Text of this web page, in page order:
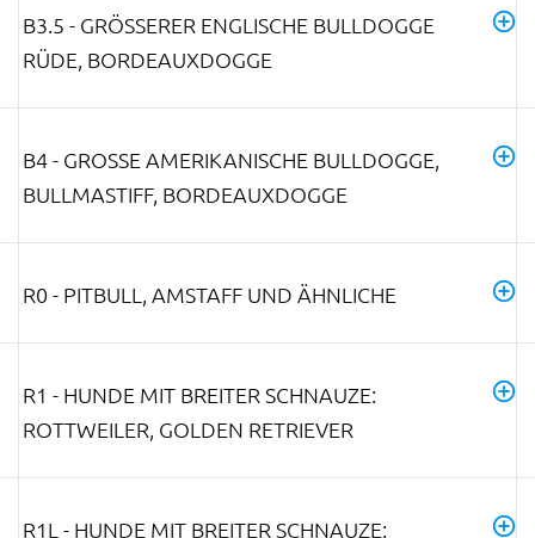
B3.5 - GRÖSSERER ENGLISCHE BULLDOGGE R
ÜDE, BORDEAUXDOGGE
B4 - GROSSE AMERIKANISCHE BULLDOGGE, B
ULLMASTIFF, BORDEAUXDOGGE
R0 - PITBULL, AMSTAFF UND ÄHNLICHE
R1 - HUNDE MIT BREITER SCHNAUZE:
ROTTWEILER, GOLDEN RETRIEVER
R1L - HUNDE MIT BREITER SCHNAUZE: